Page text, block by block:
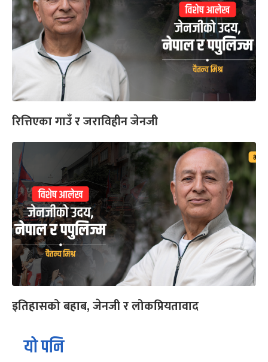
रित्तिएका गाउँ र जराविहीन जेनजी
इतिहासको बहाब, जेनजी र लोकप्रियतावाद
यो पनि